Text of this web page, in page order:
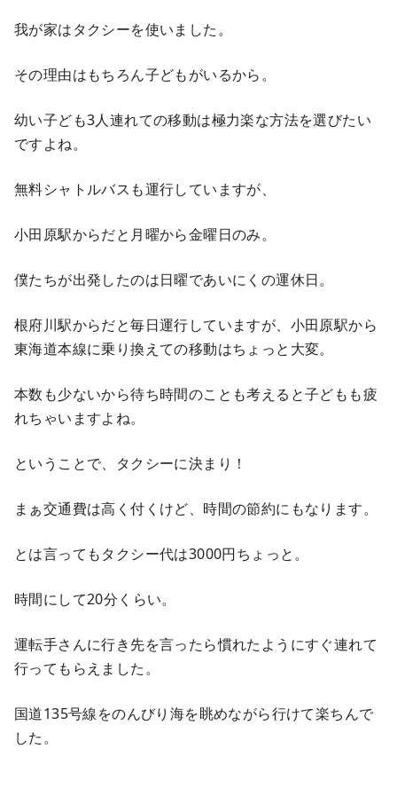
我が家はタクシーを使いました。
その理由はもちろん子どもがいるから。
幼い子ども3人連れての移動は極力楽な方法を選びたい
ですよね。
無料シャトルバスも運行していますが、
小田原駅からだと月曜から金曜日のみ。
僕たちが出発したのは日曜であいにくの運休日。
根府川駅からだと毎日運行していますが、小田原駅から
東海道本線に乗り換えての移動はちょっと大変。
本数も少ないから待ち時間のことも考えると子どもも疲
れちゃいますよね。
ということで、タクシーに決まり！
まぁ交通費は高く付くけど、時間の節約にもなります。
とは言ってもタクシー代は3000円ちょっと。
時間にして20分くらい。
運転手さんに行き先を言ったら慣れたようにすぐ連れて
行ってもらえました。
国道135号線をのんびり海を眺めながら行けて楽ちんで
した。